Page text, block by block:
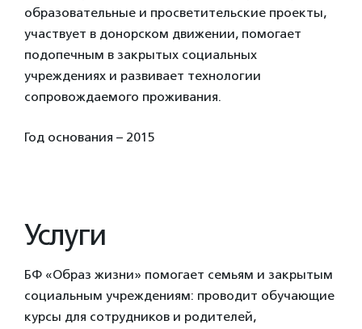
образовательные и просветительские проекты,
участвует в донорском движении, помогает
подопечным в закрытых социальных
учреждениях и развивает технологии
сопровождаемого проживания.
Год основания – 2015
Услуги
БФ «Образ жизни» помогает семьям и закрытым
социальным учреждениям: проводит обучающие
курсы для сотрудников и родителей,